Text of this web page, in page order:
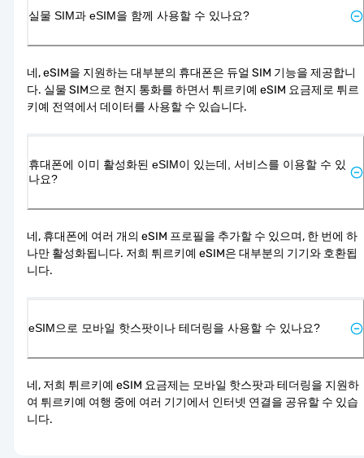
실물 SIM과 eSIM을 함께 사용할 수 있나요?
네, eSIM을 지원하는 대부분의 휴대폰은 듀얼 SIM 기능을 제공합니
다. 실물 SIM으로 현지 통화를 하면서 튀르키예 eSIM 요금제로 튀르
키예 전역에서 데이터를 사용할 수 있습니다.
휴대폰에 이미 활성화된 eSIM이 있는데, 서비스를 이용할 수 있
나요?
네, 휴대폰에 여러 개의 eSIM 프로필을 추가할 수 있으며, 한 번에 하
나만 활성화됩니다. 저희 튀르키예 eSIM은 대부분의 기기와 호환됩
니다.
eSIM으로 모바일 핫스팟이나 테더링을 사용할 수 있나요?
네, 저희 튀르키예 eSIM 요금제는 모바일 핫스팟과 테더링을 지원하
여 튀르키예 여행 중에 여러 기기에서 인터넷 연결을 공유할 수 있습
니다.